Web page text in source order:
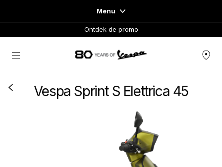
Menu
Home
KLEDING & LIFESTYLE
VESPA ESSENTIALS
ERVARINGEN
Ontdek de promo
Ga naar de hoofdcontent
Vespa Sprint S Elettrica 45